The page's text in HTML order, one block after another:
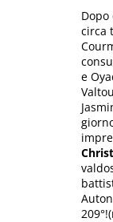
circa
e